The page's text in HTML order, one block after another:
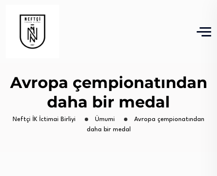
Avropa çempionatından
daha bir medal
Neftçi İK İctimai Birliyi Ümumi
Avropa çempionatından
daha bir medal